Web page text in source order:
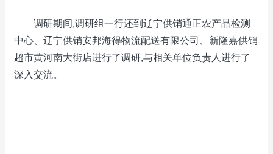
调研期间,调研组一行还到辽宁供销通正农产品检测
中心、辽宁供销安邦海得物流配送有限公司、新隆嘉供销
超市黄河南大街店进行了调研,与相关单位负责人进行了
深入交流。